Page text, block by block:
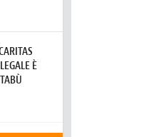
guerra. Il
"Nel
non si